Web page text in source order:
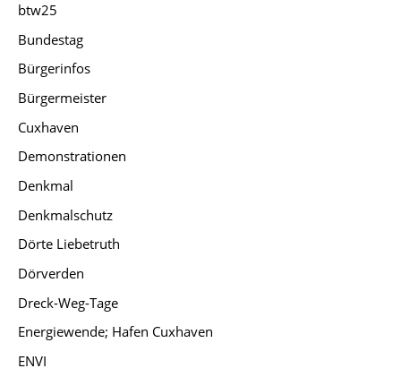
btw25
Bundestag
Bürgerinfos
Bürgermeister
Cuxhaven
Demonstrationen
Denkmal
Denkmalschutz
Dörte Liebetruth
Dörverden
Dreck-Weg-Tage
Energiewende; Hafen Cuxhaven
ENVI